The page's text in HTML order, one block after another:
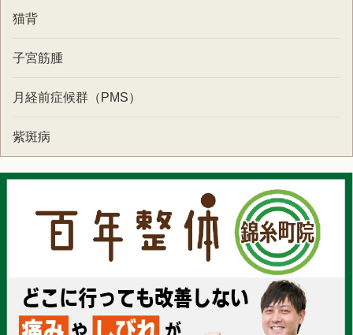
猫背
子宮筋腫
月経前症候群（PMS）
紫斑病